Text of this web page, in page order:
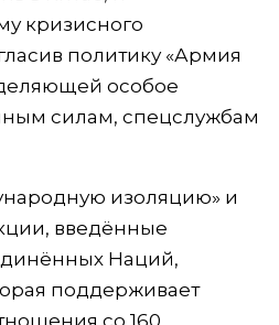
кризисного
политику «Армия
особое
силам, спецслужбам
изоляцию» и
введённые
Наций,
поддерживает
со 160